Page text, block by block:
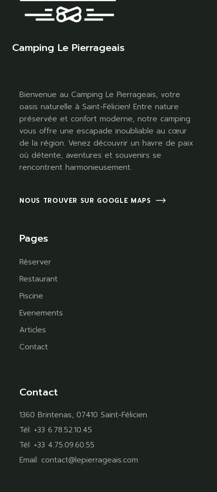
Camping Le Pierrageais
Bienvenue au Camping Le Pierrageais, votre
oasis naturelle à Saint-Félicien! Entre nature
préservée et confort moderne, notre camping
vous offre une escapade inoubliable au cœur
de la région. Venez découvrir un havre de paix
où détente, aventures et souvenirs se
rencontrent harmonieusement.
NOUS TROUVER SUR GOOGLE MAPS
Pages
Réserver
Restaurant
Piscine
Evenements
Articles
Contact
Contact
1360 Brintenas, 07410 Saint-Félicien
Tél: +33 6.78.52.10.45
Tél: +33 4.75.09.60.55
Email: contact@lepierrageais.com